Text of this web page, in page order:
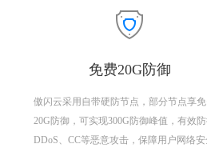
免费20G防御
傲闪云采用自带硬防节点，部分节点享
20G防御，可实现300G防御峰值，有效
DDoS、CC等恶意攻击，保障用户网络安